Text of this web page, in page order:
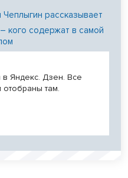
Чеплыгин рассказывает
кого содержат в самой
Яндекс. Дзен. Все
там.